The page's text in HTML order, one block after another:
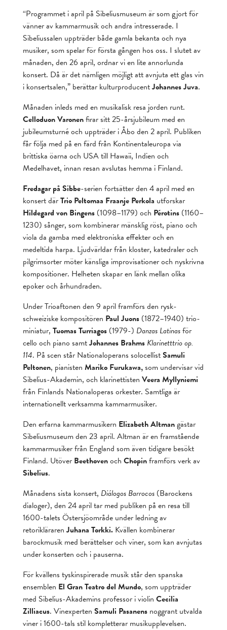
“Programmet i april på Sibeliusmuseum är som gjort för
vänner av kammarmusik och andra intresserade. I
Sibeliussalen uppträder både gamla bekanta och nya
musiker, som spelar för första gången hos oss. I slutet av
månaden, den 26 april, ordnar vi en lite annorlunda
konsert. Då är det nämligen möjligt att avnjuta ett glas vin
i konsertsalen,” berättar kulturproducentJohannes Juva.
Månaden inleds med en musikalisk resa jorden runt.
Celloduon Varonenfirar sitt 25-årsjubileum med en
jubileumsturné och uppträder i Åbo den 2 april. Publiken
får följa med på en färd från Kontinentaleuropa via
brittiska öarna och USA till Hawaii, Indien och
Medelhavet, innan resan avslutas hemma i Finland.
Fredagar på Sibbe-serien fortsätter den 4 april med en
konsert därTrio Peltomaa Fraanje Perkola utforskar
Hildegard von Bingens (1098–1179) och Pérotins (1160–
1230) sånger, som kombinerar mänsklig röst, piano och
viola da gamba med elektroniska effekter och en
medeltida harpa. Ljudvärldar från kloster, katedraler och
pilgrimsorter möter känsliga improvisationer och nyskrivna
kompositioner. Helheten skapar en länk mellan olika
epoker och århundraden.
Under Trioaftonen den 9 april framförs den rysk-
schweiziske kompositören Paul Juons (1872–1940) trio-
miniatur, Tuomas Turriagos (1979-) Danzas Latinasför
cello och piano samtJohannes Brahms Klarinetttrio op.
114. På scen står Nationaloperans solocellistSamuli
Peltonen, pianisten Mariko Furukawa,som undervisar vid
Sibelius-Akademin, och klarinettisten Veera Myllyniemi
från Finlands Nationaloperas orkester. Samtliga är
internationellt verksamma kammarmusiker.
Den erfarna kammarmusikern Elizabeth Altmangästar
Sibeliusmuseum den 23 april. Altman är en framstående
kammarmusiker från England som även tidigare besökt
Finland. Utöver Beethovenoch Chopinframförs verk av
Sibelius.
Månadens sista konsert, Diálogos Barrocos (Barockens
dialoger), den 24 april tar med publiken på en resa till
1600-talets Östersjöområde under ledning av
retoriklärarenJuhana Torkki. Kvällen kombinerar
barockmusik med berättelser och viner, som kan avnjutas
under konserten och i pauserna.
För kvällens tyskinspirerade musik står den spanska
ensemblen El Gran Teatro del Mundo, som uppträder
med Sibelius-Akademins professor i violin Cecilia
Zilliacus. Vinexperten Samuli Pasanens noggrant utvalda
viner i 1600-tals stil kompletterar musikupplevelsen.